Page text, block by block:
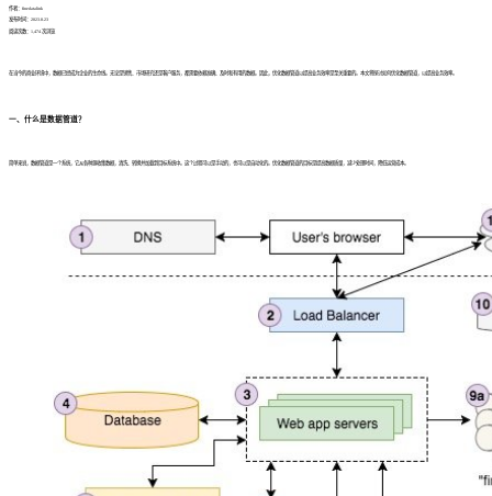
作者：finedatalink
发布时间：2023.8.23
阅读次数：1,474 次浏览
在当今的商业环境中，数据已经成为企业的生命线。无论是销售、市场研究还是客户服务，都需要依赖准确、及时和有用的数据。因此，优化数据管道以提高业务效率是至关重要的。本文将探讨如何优化数据管道，以提高业务效率。
一、什么是数据管道？
简单来说，数据管道是一个系统，它从各种源收集数据，清洗、转换并加载到目标系统中。这个过程可以是手动的，也可以是自动化的。优化数据管道的目标是提高数据质量，减少处理时间，降低运营成本。